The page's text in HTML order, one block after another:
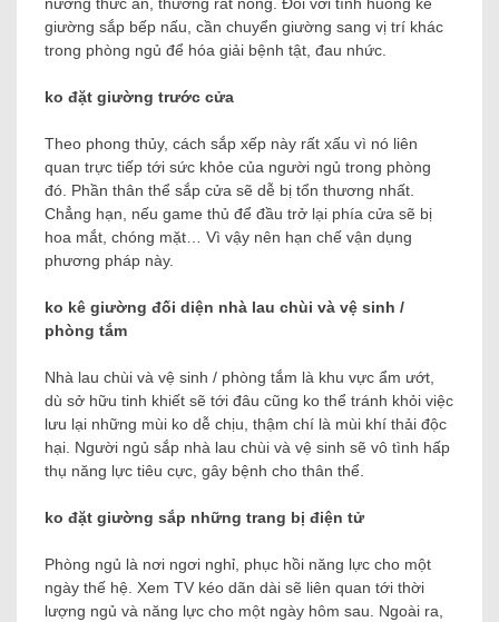
giường sắp bếp nấu, cần chuyển giường sang vị trí khác
trong phòng ngủ để hóa giải bệnh tật, đau nhức.
ko đặt giường trước cửa
Theo phong thủy, cách sắp xếp này rất xấu vì nó liên
quan trực tiếp tới sức khỏe của người ngủ trong phòng
đó. Phần thân thể sắp cửa sẽ dễ bị tổn thương nhất.
Chẳng hạn, nếu game thủ để đầu trở lại phía cửa sẽ bị
hoa mắt, chóng mặt… Vì vậy nên hạn chế vận dụng
phương pháp này.
ko kê giường đối diện nhà lau chùi và vệ sinh /
phòng tắm
Nhà lau chùi và vệ sinh / phòng tắm là khu vực ẩm ướt,
dù sở hữu tinh khiết sẽ tới đâu cũng ko thể tránh khỏi việc
lưu lại những mùi ko dễ chịu, thậm chí là mùi khí thải độc
hại. Người ngủ sắp nhà lau chùi và vệ sinh sẽ vô tình hấp
thụ năng lực tiêu cực, gây bệnh cho thân thể.
ko đặt giường sắp những trang bị điện tử
Phòng ngủ là nơi ngơi nghỉ, phục hồi năng lực cho một
ngày thế hệ. Xem TV kéo dãn dài sẽ liên quan tới thời
lượng ngủ và năng lực cho một ngày hôm sau. Ngoài ra,